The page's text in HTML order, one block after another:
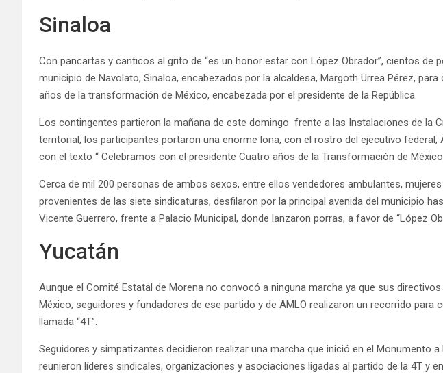
Sinaloa
Con pancartas y canticos al grito de “es un honor estar con López Obrador”, cientos de
municipio de Navolato, Sinaloa, encabezados por la alcaldesa, Margoth Urrea Pérez,
años de la transformación de México, encabezada por el presidente de la República.
Los contingentes partieron la mañana de este domingo frente a las Instalaciones de la
territorial, los participantes portaron una enorme lona, con el rostro del ejecutivo federal,
con el texto “ Celebramos con el presidente Cuatro años de la Transformación de
Cerca de mil 200 personas de ambos sexos, entre ellos vendedores ambulantes,
provenientes de las siete sindicaturas, desfilaron por la principal avenida del municipio
Vicente Guerrero, frente a Palacio Municipal, donde lanzaron porras, a favor de “López
Yucatán
Aunque el Comité Estatal de Morena no convocó a ninguna marcha ya que sus
México, seguidores y fundadores de ese partido y de AMLO realizaron un recorrido para
llamada “4T”.
Seguidores y simpatizantes decidieron realizar una marcha que inició en el Monumento a
reunieron líderes sindicales, organizaciones y asociaciones ligadas al partido de la 4T y